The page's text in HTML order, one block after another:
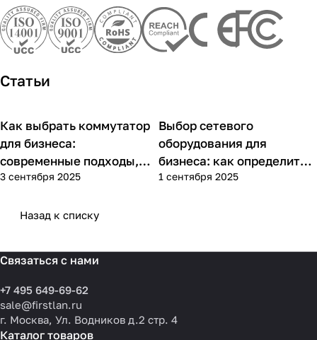
Сертификаты качества
Советы покупателям
Как выбрать коммутатор
для бизнеса:
современные подходы,
типовые ошибки
Советы покупателям
Выбор сетевого
оборудования для
бизнеса: как определить
+7 495 649-69-62
sale@firstlan.ru
г. Москва, Ул. Водников д.2 стр. 4